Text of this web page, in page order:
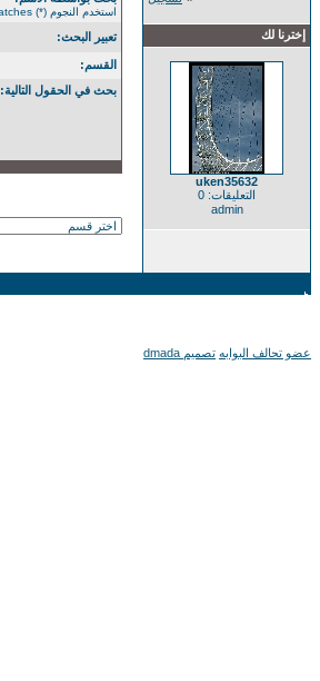
إخترنا لك
uken35632
التعليقات: 0
admin
استخدم النجوم (*) as a wildcard for partial matches.
تعبير البحث:
القسم:
بحث في الحقول التالية:
عضو تحالف البوابه تصميم dmada